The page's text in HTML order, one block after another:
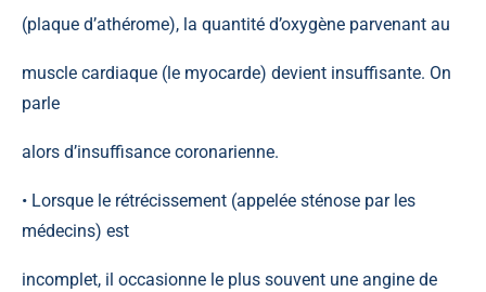
(plaque d’athérome), la quantité d’oxygène parvenant au
muscle cardiaque (le myocarde) devient insuffisante. On
parle
alors d’insuffisance coronarienne.
• Lorsque le rétrécissement (appelée sténose par les
médecins) est
incomplet, il occasionne le plus souvent une angine de